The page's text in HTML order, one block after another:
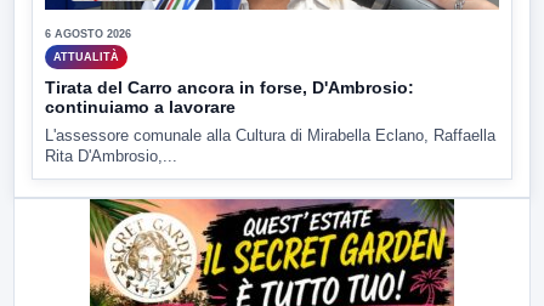
6 AGOSTO 2026
ATTUALITÀ
Tirata del Carro ancora in forse, D'Ambrosio:
continuiamo a lavorare
L'assessore comunale alla Cultura di Mirabella Eclano, Raffaella
Rita D'Ambrosio,...